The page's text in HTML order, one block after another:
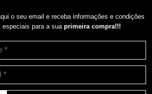
o seu email e receba informações e condições
especiais para a sua primeira compra!!!
Corte
Corte e Desbaste-Dupla Aplicação
Desbaste
de Aço
de Latão